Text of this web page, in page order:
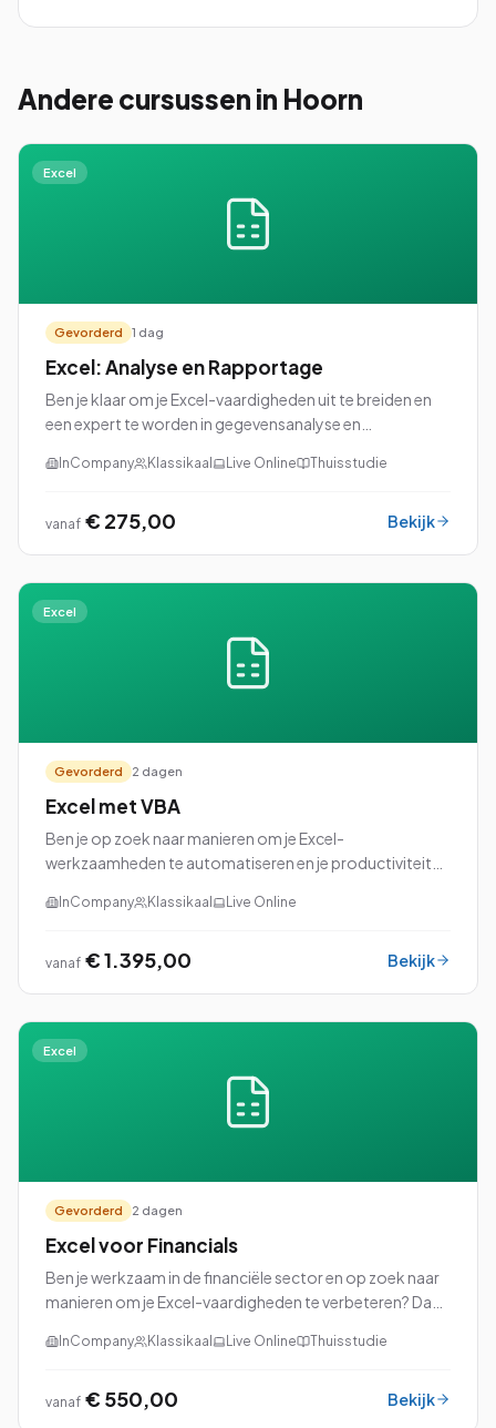
Andere cursussen in Hoorn
Excel
Gevorderd 1 dag
Excel: Analyse en Rapportage
Ben je klaar om je Excel-vaardigheden uit te breiden en
een expert te worden in gegevensanalyse en
Rapportage perfect voor jou!
InCompany Klassikaal Live Online Thuisstudie
vanaf € 275,00 Bekijk
Excel
Gevorderd 2 dagen
Excel met VBA
Ben je op zoek naar manieren om je Excel-
werkzaamheden te automatiseren en je productiviteit
met VBA (Visual Basic for Applications) perfec...
InCompany Klassikaal Live Online
vanaf € 1.395,00 Bekijk
Excel
Gevorderd 2 dagen
Excel voor Financials
Ben je werkzaam in de financiële sector en op zoek naar
manieren om je Excel-vaardigheden te verbeteren? Dan
hebt!InCompany Klassikaal Live Online Thuisstudie
vanaf € 550,00 Bekijk